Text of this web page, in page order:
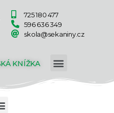
725 180 477
596 636 349
skola@sekaniny.cz
KNÍŽKA